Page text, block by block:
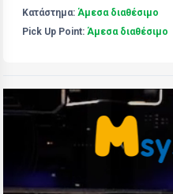
Κατάστημα: Άμεσα διαθέσιμο
Pick Up Point: Άμεσα διαθέσιμο